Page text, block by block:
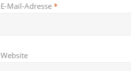
E-Mail-Adresse *
Website